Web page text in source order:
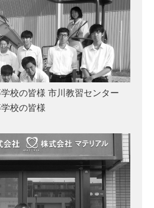
校の皆様 市川教習センター
校の皆様